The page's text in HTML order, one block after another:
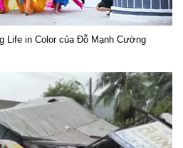
Life in Color của Đỗ Mạnh Cường